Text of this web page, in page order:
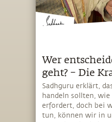
Wer
geht? – Die
inneren
Sadhguru erklärt,
handeln sollten,
erfordert, doch bei
tun, können wir in